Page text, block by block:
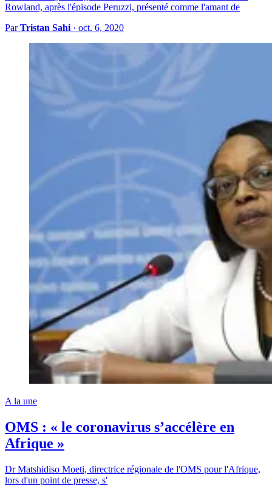
Rowland, après l'épisode Peruzzi, présenté comme l'amant de
ParTristan Sahi · oct. 6, 2020
A la une
OMS : « le coronavirus s’accélère en
Afrique »
Dr Matshidiso Moeti, directrice régionale de l'OMS pour l'Afrique,
lors d'un point de presse, s'